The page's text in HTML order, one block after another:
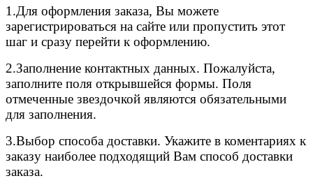
1.Для оформления заказа, Вы можете
зарегистрироваться на сайте или пропустить этот
шаг и сразу перейти к оформлению.
2.Заполнение контактных данных. Пожалуйста,
заполните поля открывшейся формы. Поля
отмеченные звездочкой являются обязательными
для заполнения.
3.Выбор способа доставки. Укажите в коментариях к
заказу наиболее подходящий Вам способ доставки
заказа.